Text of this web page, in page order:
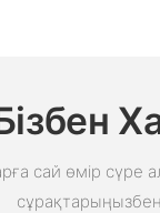
сай өмір сүре